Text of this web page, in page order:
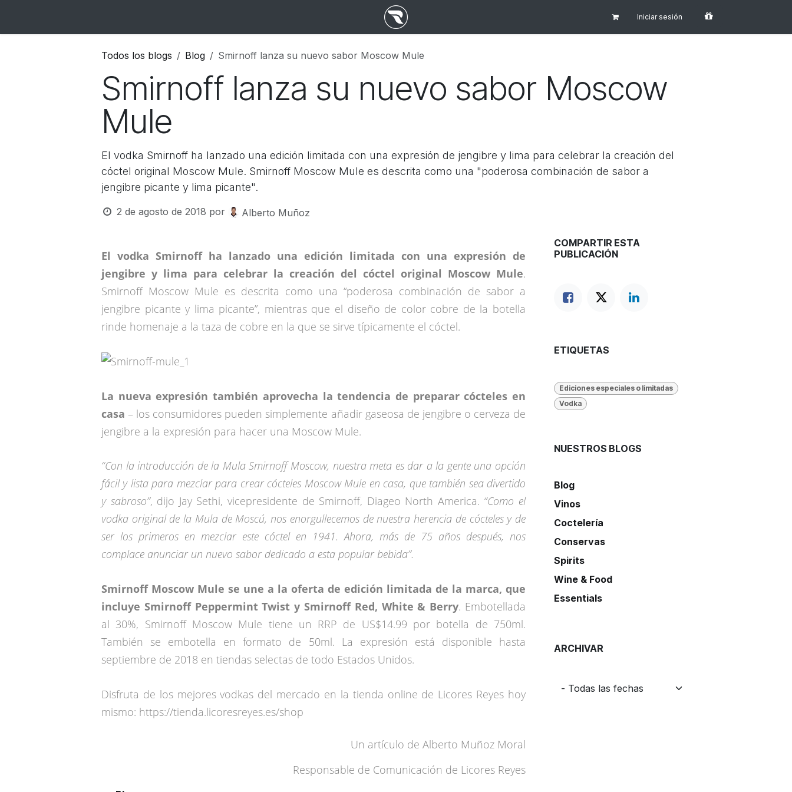
Iniciar sesión
Todos los blogs Blog Smirnoff lanza su nuevo sabor Moscow Mule
Smirnoff lanza su nuevo sabor Moscow
Mule
El vodka Smirnoff ha lanzado una edición limitada con una expresión de jengibre y lima para celebrar la creación del
cóctel original Moscow Mule. Smirnoff Moscow Mule es descrita como una "poderosa combinación de sabor a
jengibre picante y lima picante".
2 de agosto de 2018 por Alberto Muñoz
El vodka Smirnoff ha lanzado una edición limitada con una expresión de
jengibre y lima para celebrar la creación del cóctel original Moscow Mule.
Smirnoff Moscow Mule es descrita como una “poderosa combinación de sabor a
jengibre picante y lima picante”, mientras que el diseño de color cobre de la botella
rinde homenaje a la taza de cobre en la que se sirve típicamente el cóctel.
La nueva expresión también aprovecha la tendencia de preparar cócteles en
casa – los consumidores pueden simplemente añadir gaseosa de jengibre o cerveza de
jengibre a la expresión para hacer una Moscow Mule.
“Con la introducción de la Mula Smirnoff Moscow, nuestra meta es dar a la gente una opción
fácil y lista para mezclar para crear cócteles Moscow Mule en casa, que también sea divertido
y sabroso”, dijo Jay Sethi, vicepresidente de Smirnoff, Diageo North America. “Como el
vodka original de la Mula de Moscú, nos enorgullecemos de nuestra herencia de cócteles y de
ser los primeros en mezclar este cóctel en 1941. Ahora, más de 75 años después, nos
complace anunciar un nuevo sabor dedicado a esta popular bebida”.
Smirnoff Moscow Mule se une a la oferta de edición limitada de la marca, que
incluye Smirnoff Peppermint Twist y Smirnoff Red, White & Berry. Embotellada
al 30%, Smirnoff Moscow Mule tiene un RRP de US$14.99 por botella de 750ml.
También se embotella en formato de 50ml. La expresión está disponible hasta
septiembre de 2018 en tiendas selectas de todo Estados Unidos.
Disfruta de los mejores vodkas del mercado en la tienda online de Licores Reyes hoy
mismo: https://tienda.licoresreyes.es/shop
Un artículo de Alberto Muñoz Moral
Responsable de Comunicación de Licores Reyes
COMPARTIR ESTA
PUBLICACIÓN
ETIQUETAS
Ediciones especiales o limitadas
Vodka
NUESTROS BLOGS
Blog
Vinos
Coctelería
Conservas
Spirits
Wine & Food
Essentials
ARCHIVAR